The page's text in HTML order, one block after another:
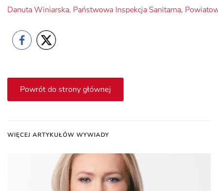
Danuta Winiarska, Państwowa Inspekcja Sanitarna,
Powrót do strony głównej
WIĘCEJ ARTYKUŁÓW WYWIADY